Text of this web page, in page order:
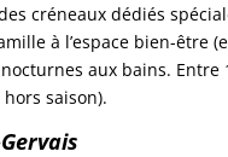
créneaux dédiés
à l’espace bien-être
aux bains. Entre
saison).